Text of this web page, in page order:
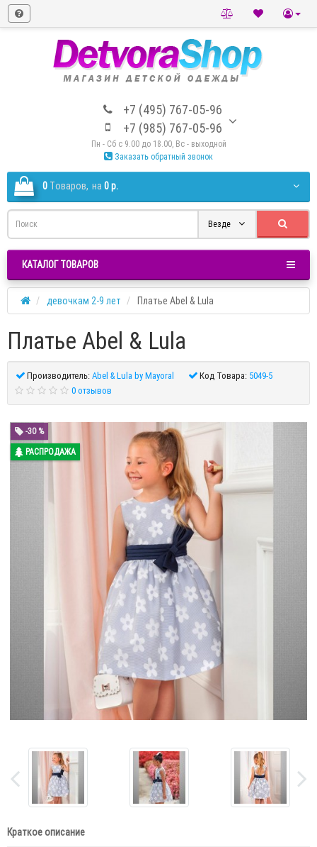
+7 (495) 767-05-96
+7 (985) 767-05-96
Пн - Сб с 9.00 до 18.00, Вс - выходной
Заказать обратный звонок
0 Tоваров, на 0 р.
Везде
КАТАЛОГ ТОВАРОВ
девочкам 2-9 лет Платье Abel & Lula
Платье Abel & Lula
Производитель:Abel & Lula by Mayoral Код Товара: 5049-5
0 отзывов
-30 %
РАСПРОДАЖА
Краткое описание